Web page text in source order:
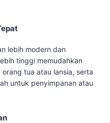
lebih modern dan
tinggi memudahkan
tua atau lansia, serta
untuk penyimpanan atau